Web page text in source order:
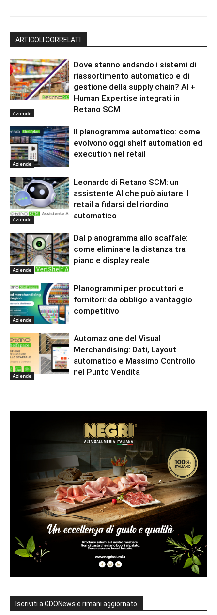
ARTICOLI CORRELATI
Aziende
Dove stanno andando i sistemi di
riassortimento automatico e di
gestione della supply chain? AI +
Human Expertise integrati in
Retano SCM
Aziende
Il planogramma automatico: come
evolvono oggi shelf automation ed
execution nel retail
Aziende
Leonardo di Retano SCM: un
assistente AI che può aiutare il
retail a fidarsi del riordino
automatico
Aziende
Dal planogramma allo scaffale:
come eliminare la distanza tra
piano e display reale
Aziende
Planogrammi per produttori e
fornitori: da obbligo a vantaggio
competitivo
Aziende
Automazione del Visual
Merchandising: Dati, Layout
automatico e Massimo Controllo
nel Punto Vendita
Iscriviti a GDONews e rimani aggiornato